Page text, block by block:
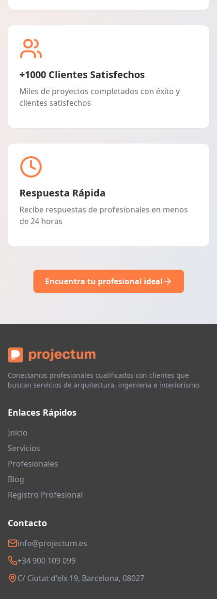
+1000 Clientes Satisfechos
Miles de proyectos completados con éxito y
clientes satisfechos
Respuesta Rápida
Recibe respuestas de profesionales en menos
de 24 horas
Encuentra tu profesional ideal
Conectamos profesionales cualificados con clientes que
buscan servicios de arquitectura, ingeniería e interiorismo.
Enlaces Rápidos
Inicio
Servicios
Profesionales
Blog
Registro Profesional
Contacto
info@projectum.es
+34 900 109 099
C/ Ciutat d'elx 19, Barcelona, 08027